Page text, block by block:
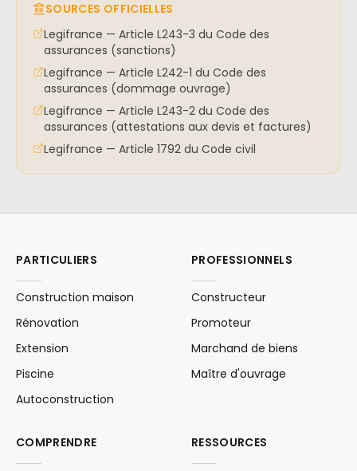
SOURCES OFFICIELLES
Legifrance — Article L243-3 du Code des
assurances (sanctions)
Legifrance — Article L242-1 du Code des
assurances (dommage ouvrage)
Legifrance — Article L243-2 du Code des
assurances (attestations aux devis et factures)
Legifrance — Article 1792 du Code civil
PARTICULIERS
Construction maison
Rénovation
Extension
Piscine
Autoconstruction
PROFESSIONNELS
Constructeur
Promoteur
Marchand de biens
Maître d'ouvrage
COMPRENDRE RESSOURCES